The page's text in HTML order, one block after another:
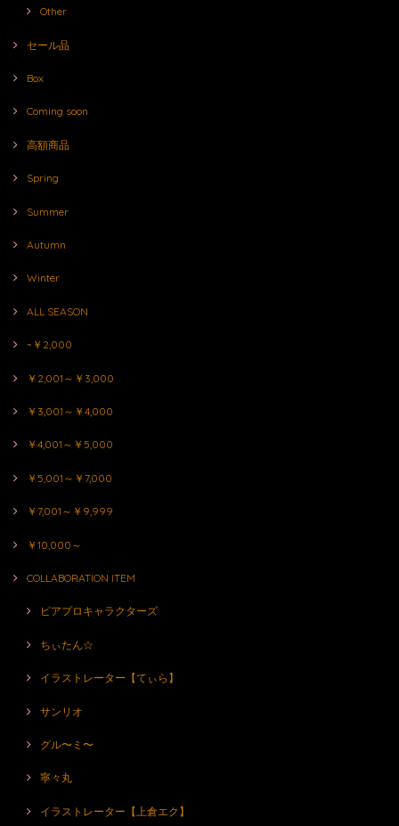
Other
セール品
Box
Coming soon
高額商品
Spring
Summer
Autumn
Winter
ALL SEASON
~￥2,000
￥2,001～￥3,000
￥3,001～￥4,000
￥4,001～￥5,000
￥5,001～￥7,000
￥7,001～￥9,999
￥10,000～
COLLABORATION ITEM
ピアプロキャラクターズ
ちぃたん☆
イラストレーター【てぃら】
サンリオ
グル〜ミ〜
寧々丸
イラストレーター【上倉エク】